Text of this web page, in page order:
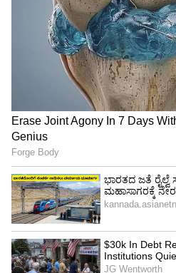
ಮಾಡಿದ್ದಾರೆ ಎಂದು ಆರೋಪಿಸಿ
ದೇವಸ್ಥಾನ ಟ್ರಸ್ಟ್ ಸದಸ್ಯ
ಭಾನುಪ್ರಕಾಶ್ ರೆಡ್ಡಿ ದೂರು